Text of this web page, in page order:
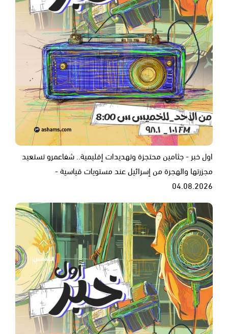
اول خبر - جثامين محتجزة وتهديدات إقليمية.. شفاعمرو تستعيد
مجزرتها والهجرة من إسرائيل عند مستويات قياسية -
04.08.2026